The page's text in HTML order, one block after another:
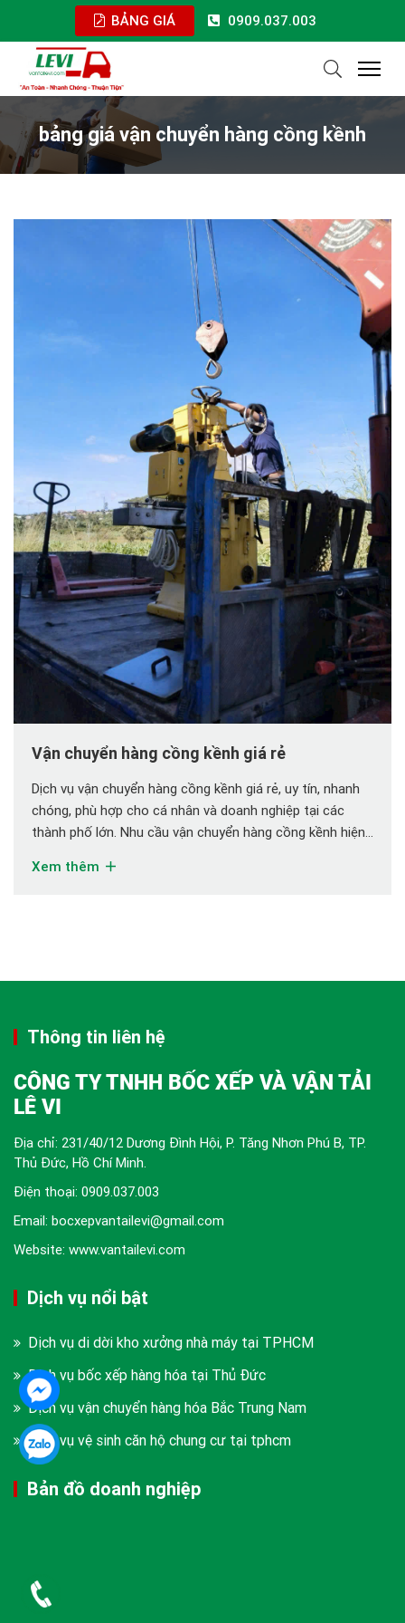
BẢNG GIÁ 0909.037.003
bảng giá vận chuyển hàng cồng kềnh
Vận chuyển hàng cồng kềnh giá rẻ
Dịch vụ vận chuyển hàng cồng kềnh giá rẻ, uy tín, nhanh
chóng, phù hợp cho cá nhân và doanh nghiệp tại các
thành phố lớn. Nhu cầu vận chuyển hàng cồng kềnh hiện
nhiều người có nhu cầu chuyển nhà, chuyển […]
Xem thêm
Thông tin liên hệ
CÔNG TY TNHH BỐC XẾP VÀ VẬN TẢI
LÊ VI
Địa chỉ: 231/40/12 Dương Đình Hội, P. Tăng Nhơn Phú B, TP.
Thủ Đức, Hồ Chí Minh.
Điện thoại: 0909.037.003
Email: bocxepvantailevi@gmail.com
Website: www.vantailevi.com
Dịch vụ nổi bật
Dịch vụ di dời kho xưởng nhà máy tại TPHCM
Dịch vụ bốc xếp hàng hóa tại Thủ Đức
Dịch vụ vận chuyển hàng hóa Bắc Trung Nam
Dịch vụ vệ sinh căn hộ chung cư tại tphcm
Bản đồ doanh nghiệp